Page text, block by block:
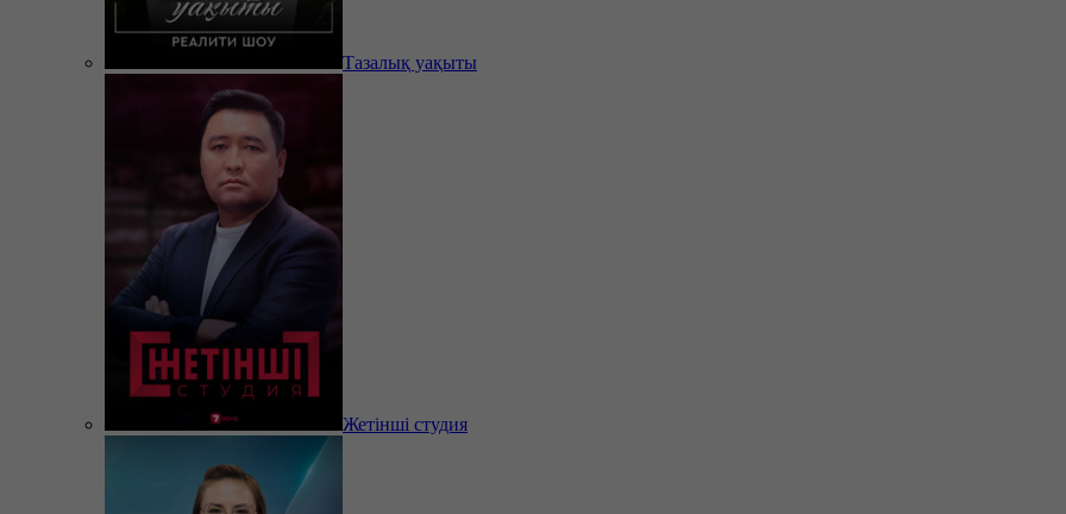
Тазалық уақыты
Жетінші студия